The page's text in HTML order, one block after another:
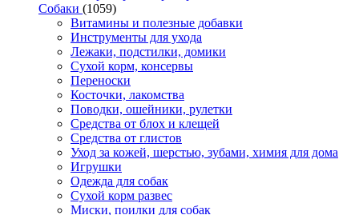
Собаки (1059)
Витамины и полезные добавки
Инструменты для ухода
Лежаки, подстилки, домики
Сухой корм, консервы
Переноски
Косточки, лакомства
Поводки, ошейники, рулетки
Средства от блох и клещей
Средства от глистов
Уход за кожей, шерстью, зубами, химия для дома
Игрушки
Одежда для собак
Сухой корм развес
Миски, поилки для собак